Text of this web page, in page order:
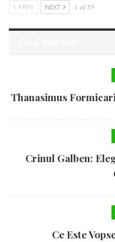
PREV NEXT 1 of 55
Thanasimus
Crinul Galben:
Ce Este